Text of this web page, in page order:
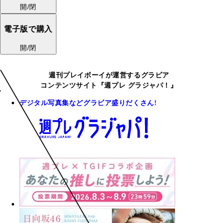
開/閉
電子版で購入
開/閉
週刊プレイボーイが運営するグラビア
コンテンツサイト『週プレ グラジャパ！』
デジタル写真集などグラビア盛りだくさん!